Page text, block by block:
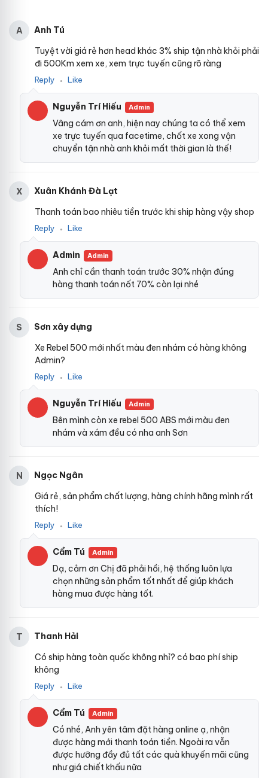
A
Anh Tú
Tuyệt vời giá rẻ hơn head khác 3% ship tận nhà khỏi phải
đi 500Km xem xe, xem trực tuyến cũng rõ ràng
Reply ● Like
Nguyễn Trí Hiếu Admin
Vâng cám ơn anh, hiện nay chúng ta có thể xem
xe trực tuyến qua facetime, chốt xe xong vận
chuyển tận nhà anh khỏi mất thời gian là thế!
X
Xuân Khánh Đà Lạt
Thanh toán bao nhiêu tiền trước khi ship hàng vậy shop
Reply ● Like
Admin Admin
Anh chỉ cần thanh toán trước 30% nhận đúng
hàng thanh toán nốt 70% còn lại nhé
S
Sơn xây dựng
Xe Rebel 500 mới nhất màu đen nhám có hàng không
Admin?
Reply ● Like
Nguyễn Trí Hiếu Admin
Bên mình còn xe rebel 500 ABS mới màu đen
nhám và xám đều có nha anh Sơn
N
Ngọc Ngân
Giá rẻ, sản phẩm chất lượng, hàng chính hãng mình rất
thích!
Reply ● Like
Cẩm Tú Admin
Dạ, cảm ơn Chị đã phải hồi, hệ thống luôn lựa
chọn những sản phẩm tốt nhất để giúp khách
hàng mua được hàng tốt.
T
Thanh Hải
Có ship hàng toàn quốc không nhỉ? có bao phí ship
không
Reply ● Like
Cẩm Tú Admin
Có nhé, Anh yên tâm đặt hàng online ạ, nhận
được hàng mới thanh toán tiền. Ngoài ra vẫn
được hưỡng đầy đủ tất các quà khuyến mãi cũng
như giá chiết khấu nữa